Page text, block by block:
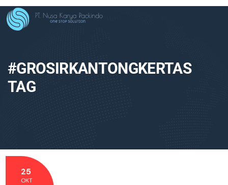
#GROSIRKANTONGKERTAS
TAG
25
OKT